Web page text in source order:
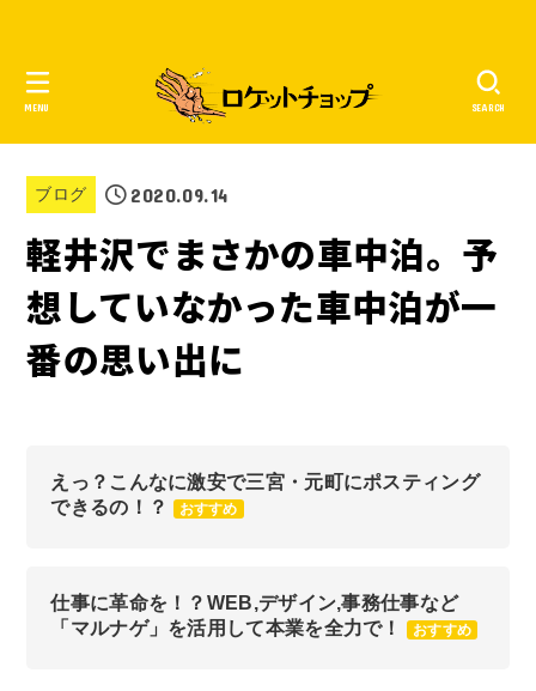
SEARCH
MENU
ブログ 2020.09.14
軽井沢でまさかの車中泊。予
想していなかった車中泊が一
番の思い出に
えっ？こんなに激安で三宮・元町にポスティング
できるの！？
おすすめ
仕事に革命を！？WEB,デザイン,事務仕事など
「マルナゲ」を活用して本業を全力で！
おすすめ